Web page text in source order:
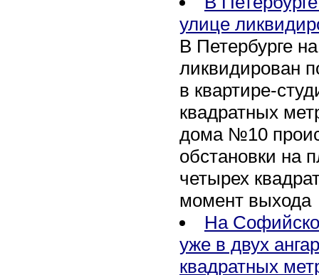
улице
В Петербурге
ликвидирован
в квартире-
квадратных
дома №10
обстановки на
четырех
момент выхода
На
уже в двух
квадратных